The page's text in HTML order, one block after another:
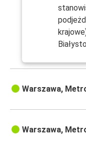
Warszawa,
Warszawa,